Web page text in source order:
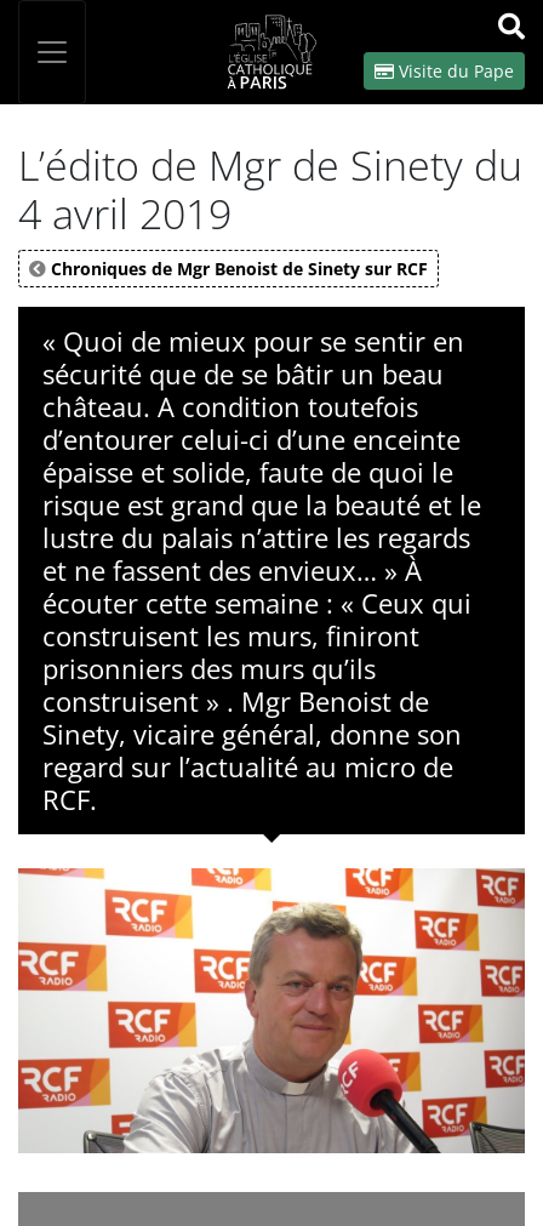
OK
Visite du Pape
L’édito de Mgr de Sinety du
4 avril 2019
Chroniques de Mgr Benoist de Sinety sur RCF
« Quoi de mieux pour se sentir en
sécurité que de se bâtir un beau
château. A condition toutefois
d’entourer celui-ci d’une enceinte
épaisse et solide, faute de quoi le
risque est grand que la beauté et le
lustre du palais n’attire les regards
et ne fassent des envieux… » À
écouter cette semaine : « Ceux qui
construisent les murs, finiront
prisonniers des murs qu’ils
construisent » . Mgr Benoist de
Sinety, vicaire général, donne son
regard sur l’actualité au micro de
RCF.
Panneau de gestion des cookies